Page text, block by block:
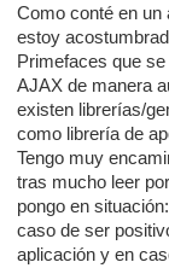
Como conté en un
estoy
Primefaces que
AJAX de manera
existen librerías/
como librería de
Tengo muy
tras mucho leer
pongo en
caso de ser
aplicación y en